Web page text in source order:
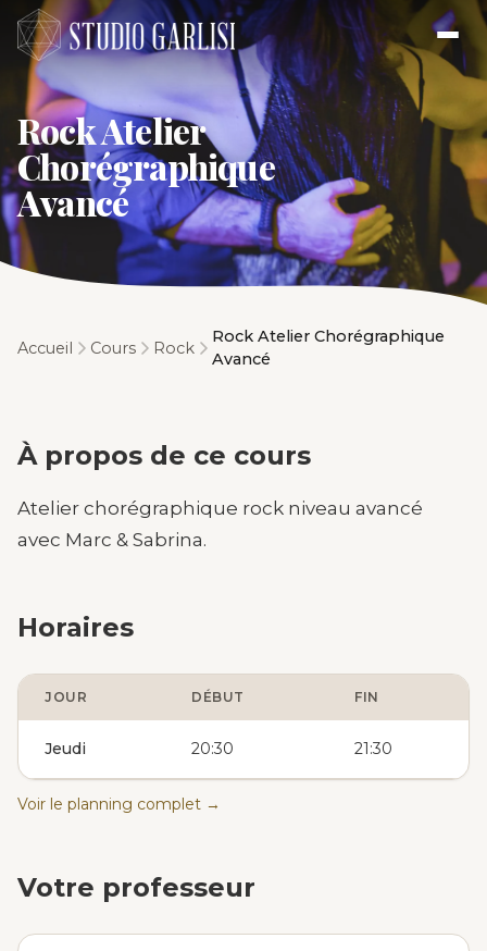
Rock Atelier
Chorégraphique
Avancé
Accueil Cours Rock
Rock Atelier Chorégraphique
Avancé
À propos de ce cours
Atelier chorégraphique rock niveau avancé
avec Marc & Sabrina.
Horaires
JOUR DÉBUT FIN
Jeudi 20:30 21:30
Voir le planning complet →
Votre professeur